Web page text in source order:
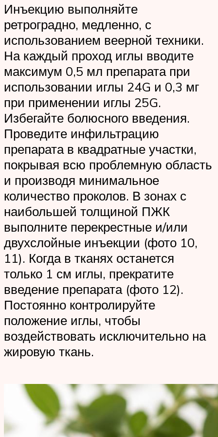
Инъекцию выполняйте
ретроградно, медленно, с
использованием веерной техники.
На каждый проход иглы вводите
максимум 0,5 мл препарата при
использовании иглы 24G и 0,3 мг
при применении иглы 25G.
Избегайте болюсного введения.
Проведите инфильтрацию
препарата в квадратные участки,
покрывая всю проблемную область
и производя минимальное
количество проколов. В зонах с
наибольшей толщиной ПЖК
выполните перекрестные и/или
двухслойные инъекции (фото 10,
11). Когда в тканях останется
только 1 см иглы, прекратите
введение препарата (фото 12).
Постоянно контролируйте
положение иглы, чтобы
воздействовать исключительно на
жировую ткань.